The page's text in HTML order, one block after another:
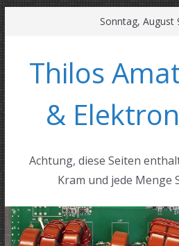
Inhalt
springen
Sonntag, August
Thilos
&
Achtung, diese Seiten
Kram und jede Menge